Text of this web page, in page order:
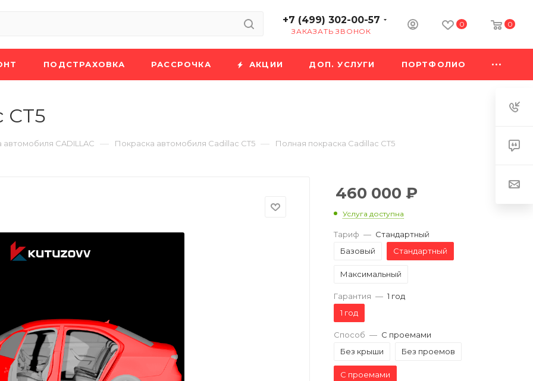
+7 (499) 302-00-57
ЗАКАЗАТЬ ЗВОНОК
0 0
ПОДСТРАХОВКА РАССРОЧКА АКЦИИ ДОП. УСЛУГИ ПОРТФОЛИО
CT5
CADILLAC — Покраска автомобиля Cadillac CT5 — Полная покраска Cadillac CT5
460 000 ₽
Услуга доступна
Тариф — Стандартный
Базовый
Стандартный
Максимальный
Гарантия — 1 год
1 год
Способ — С проемами
Без крыши
Без проемов
С проемами